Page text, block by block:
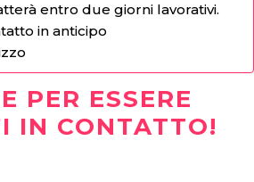
entro due giorni lavorativi.
in anticipo
PER ESSERE
IN CONTATTO!